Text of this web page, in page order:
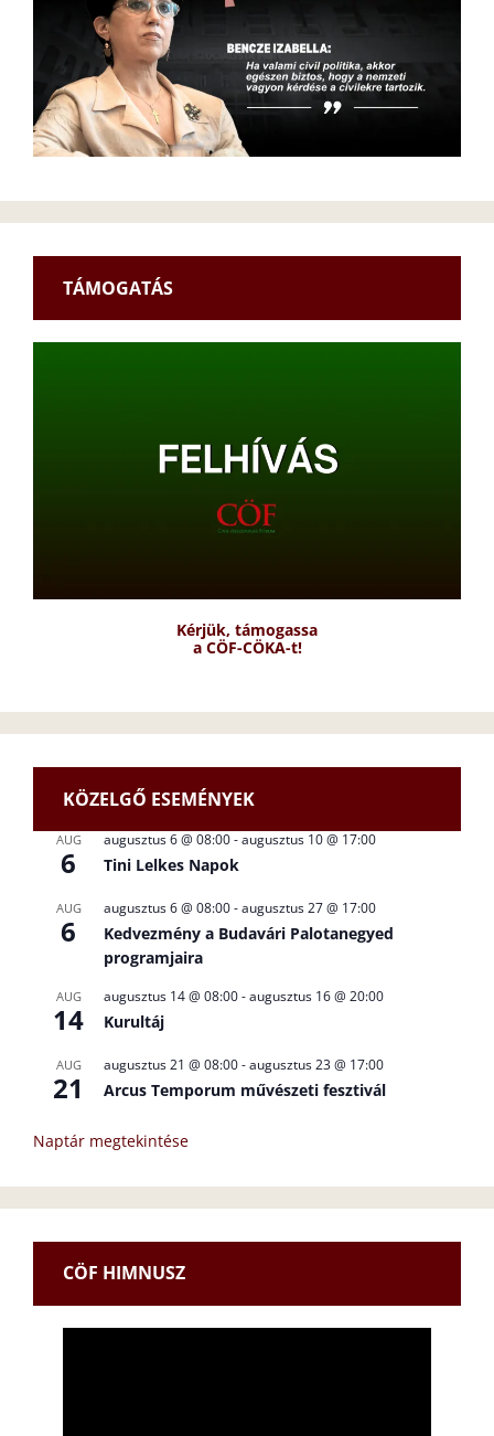
TÁMOGATÁS
Kérjük, támogassa
a CÖF-CÖKA-t!
KÖZELGŐ ESEMÉNYEK
AUG
6
augusztus 6 @ 08:00-augusztus 10 @ 17:00
Tini Lelkes Napok
AUG
6
augusztus 6 @ 08:00-augusztus 27 @ 17:00
Kedvezmény a Budavári Palotanegyed
programjaira
AUG
14
augusztus 14 @ 08:00-augusztus 16 @ 20:00
Kurultáj
AUG
21
augusztus 21 @ 08:00-augusztus 23 @ 17:00
Arcus Temporum művészeti fesztivál
Naptár megtekintése
CÖF HIMNUSZ